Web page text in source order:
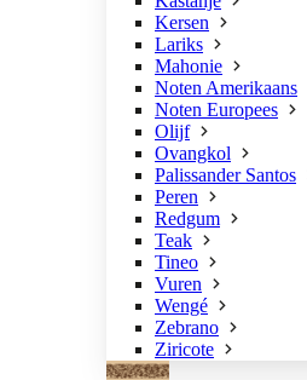
Kersen
Lariks
Mahonie
Noten Amerikaans
Noten Europees
Olijf
Ovangkol
Palissander Santos
Peren
Redgum
Teak
Tineo
Vuren
Wengé
Zebrano
Ziricote